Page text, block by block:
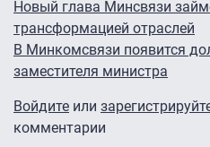
Новый глава Минсвязи
трансформацией отраслей
В Минкомсвязи появится
заместителя министра
Войдите или
комментарии